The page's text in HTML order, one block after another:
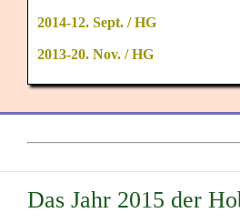
2014-12. Sept. / HG
2013-20. Nov. / HG
Das Jahr 2015 der